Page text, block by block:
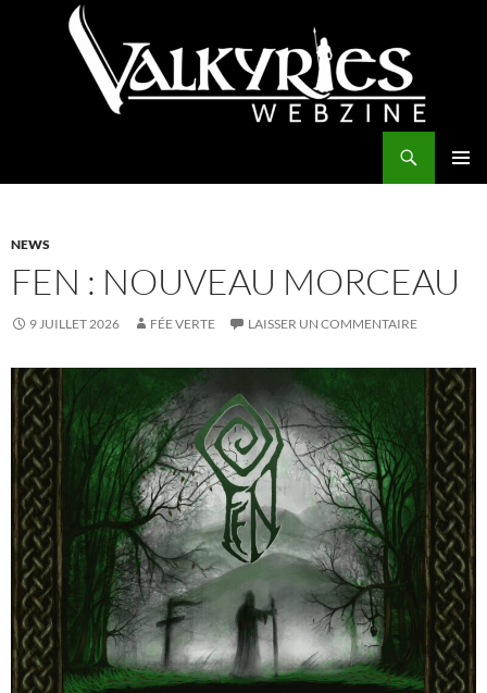
NEWS
FEN : NOUVEAU MORCEAU
9 JUILLET 2026 FÉE VERTE LAISSER UN COMMENTAIRE